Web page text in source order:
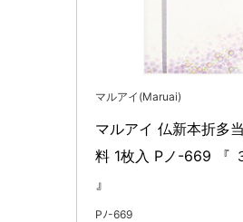
マルアイ(Maruai)
マルアイ 仏新本折多
料 1枚入 Pノ-669 『
』
Pﾉ-669